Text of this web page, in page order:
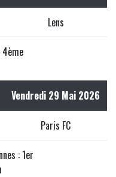
Lens
4ème
Vendredi 29 Mai 2026
Paris FC
: 1er